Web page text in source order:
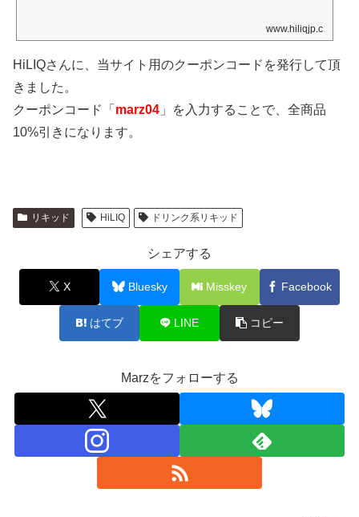
www.hiliqjp.com
HiLIQさんに、当サイト用のクーポンコードを発行して頂
きました。
クーポンコード「 marz04 」を入力することで、全商品
10%引きになります。
リキッド HiLIQ ドリンク系リキッド
シェアする
X Bluesky Misskey Facebook
はてブ LINE コピー
Marzをフォローする